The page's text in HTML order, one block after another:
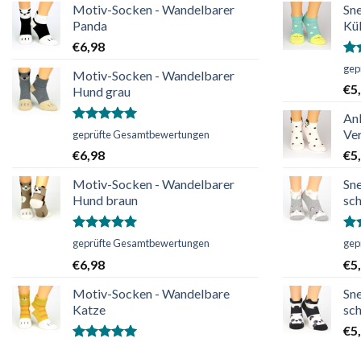
Motiv-Socken - Wandelbarer
Panda
€6,98
Motiv-Socken - Wandelbarer
Hund grau
Bewertet
von 5
geprüfte Gesamtbewertungen
€6,98
Motiv-Socken - Wandelbarer
Hund braun
Bewertet
von 5
geprüfte Gesamtbewertungen
€6,98
Motiv-Socken - Wandelbare
Katze
€
€
€
€